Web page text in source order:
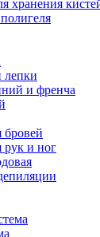
хранения
лепки
и френча
бровей
рук и ног